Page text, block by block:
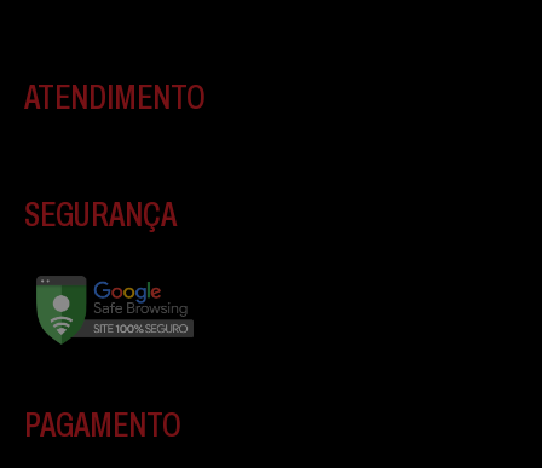
ATENDIMENTO
SEGURANÇA
PAGAMENTO